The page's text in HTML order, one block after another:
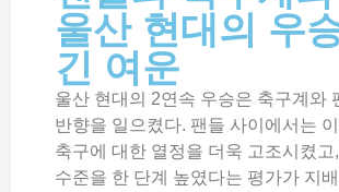
울산 현대의 우
긴 여운
울산 현대의 2연속 우승은 축구계와
반향을 일으켰다. 팬들 사이에서는
축구에 대한 열정을 더욱 고조시켰고
수준을 한 단계 높였다는 평가가 지